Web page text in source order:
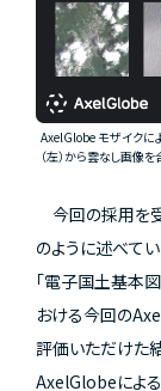
AxelGlobe モザイクに
（左）から雲なし画像を
今回の採用を
のように述べてい
「電子国土基本
おける今回の
評価いただけた
AxelGlobeによ